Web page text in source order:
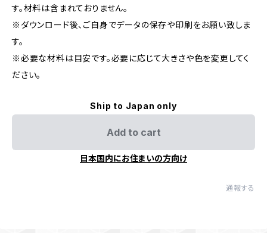
す。材料は含まれておりません。
※ダウンロード後、ご自身でデータの保存や印刷をお願い致しま
す。
※必要な材料は目安です。必要に応じて大きさや色を変更してく
ださい。
Ship to Japan only
Add to cart
日本国内にお住まいの方向け
通報する